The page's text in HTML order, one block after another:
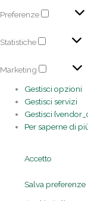
Preferenze
Statistiche
Marketing
Gestisci opzioni
Gestisci servizi
Gestisci
Per saperne di
Accetto
Salva preferenze